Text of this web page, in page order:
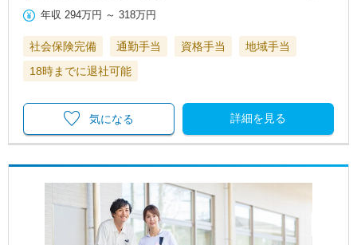
年収 294万円 ～318万円
社会保険完備 通勤手当 資格手当
地域手当
18時までに退社可能
詳細を見る
気になる